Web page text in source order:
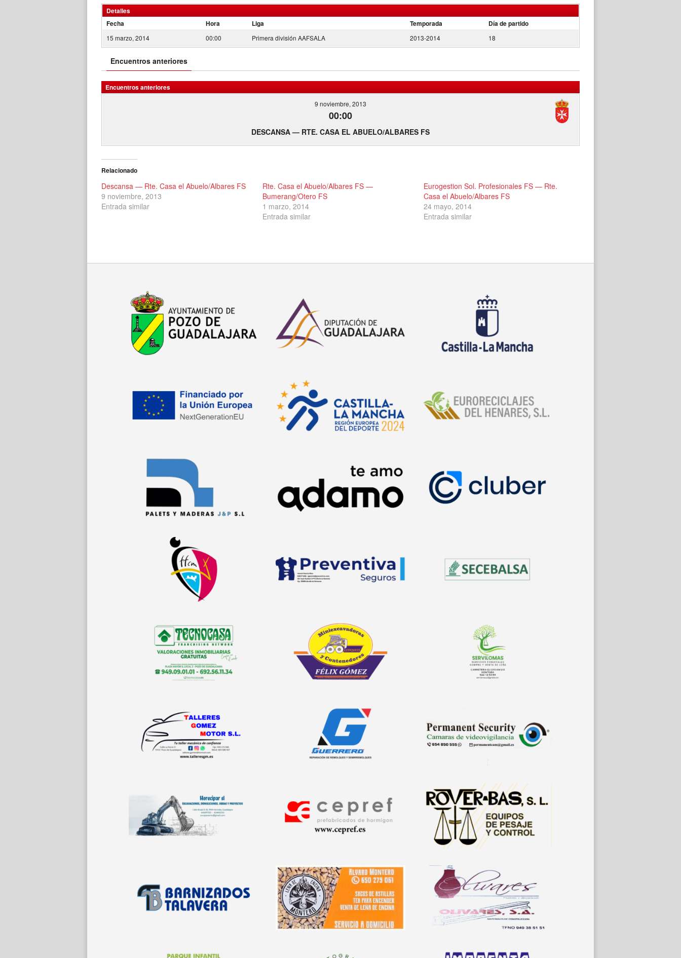
Detalles
Fecha
Hora Liga Temporada Día de partido
15 marzo, 2014 00:00 Primera división AAFSALA 2013-2014 18
Encuentros anteriores
Encuentros anteriores
9 noviembre, 2013
00:00
DESCANSA — RTE. CASA EL ABUELO/ALBARES FS
Relacionado
Descansa — Rte. Casa el Abuelo/Albares FS
9 noviembre, 2013
Entrada similar
Rte. Casa el Abuelo/Albares FS —
Bumerang/Otero FS
1 marzo, 2014
Entrada similar
Eurogestion Sol. Profesionales FS — Rte.
Casa el Abuelo/Albares FS
24 mayo, 2014
Entrada similar